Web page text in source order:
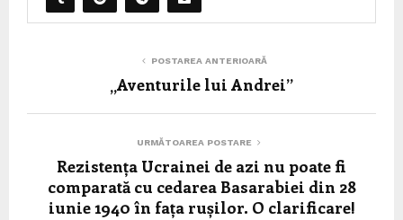
POSTAREA ANTERIOARĂ
„Aventurile lui Andrei”
URMĂTOAREA POSTARE
Rezistența Ucrainei de azi nu poate fi
comparată cu cedarea Basarabiei din 28
iunie 1940 în fața rușilor. O clarificare!